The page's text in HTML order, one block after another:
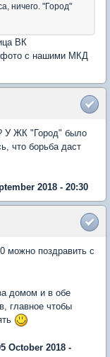
ничего. "Город"
ВК
с нашими МКД
У ЖК "Город" было
что борьба даст
2018 - 20:30
можно поздравить с
домом и в обе
главное чтобы
October 2018 -